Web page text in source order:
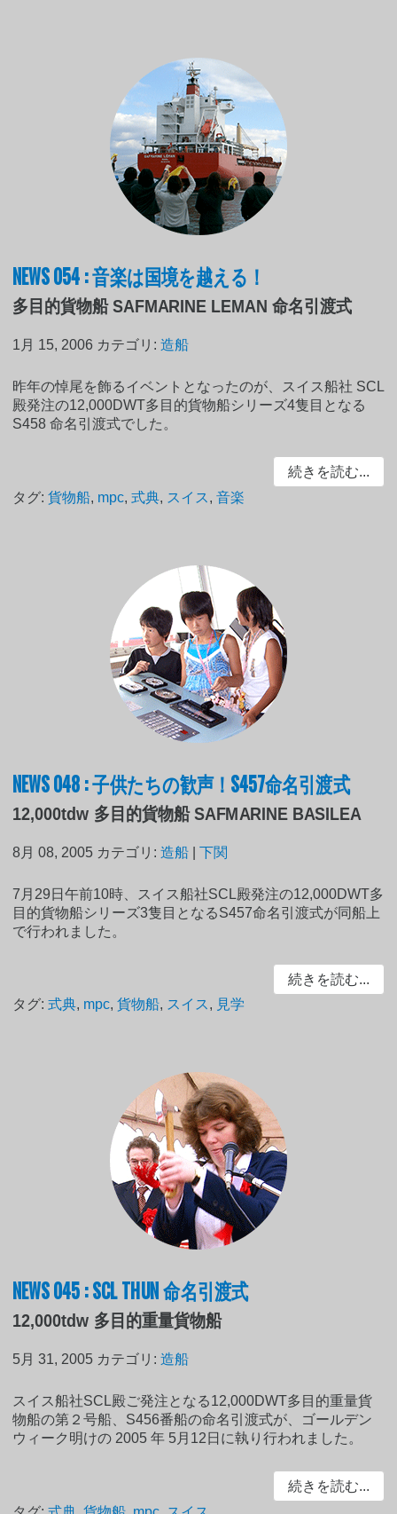
NEWS 054 : 音楽は国境を越える！
多目的貨物船 SAFMARINE LEMAN 命名引渡式
1月 15, 2006 カテゴリ:造船
昨年の悼尾を飾るイベントとなったのが、スイス船社 SCL
殿発注の12,000DWT多目的貨物船シリーズ4隻目となる
S458 命名引渡式でした。
続きを読む...
タグ:貨物船, mpc,式典, スイス,音楽
NEWS 048 : 子供たちの歓声！S457命名引渡式
12,000tdw 多目的貨物船 SAFMARINE BASILEA
8月 08, 2005 カテゴリ:造船 |下関
7月29日午前10時、スイス船社SCL殿発注の12,000DWT多
目的貨物船シリーズ3隻目となるS457命名引渡式が同船上
で行われました。
続きを読む...
タグ:式典, mpc,貨物船, スイス, 見学
NEWS 045 : SCL THUN 命名引渡式
12,000tdw 多目的重量貨物船
5月 31, 2005 カテゴリ:造船
スイス船社SCL殿ご発注となる12,000DWT多目的重量貨
物船の第２号船、S456番船の命名引渡式が、ゴールデン
ウィーク明けの 2005 年 5月12日に執り行われました。
続きを読む...